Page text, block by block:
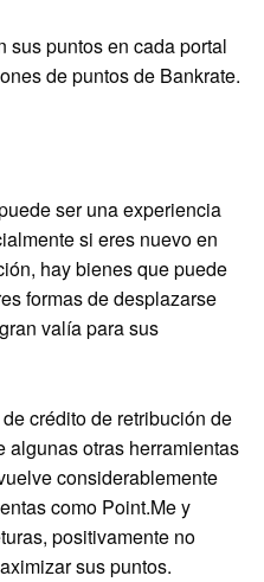
sus puntos en cada portal
de puntos de Bankrate.
ser una experiencia
si eres nuevo en
hay bienes que puede
formas de desplazarse
valía para sus
crédito de retribución de
algunas otras herramientas
considerablemente
como Point.Me y
positivamente no
sus puntos.